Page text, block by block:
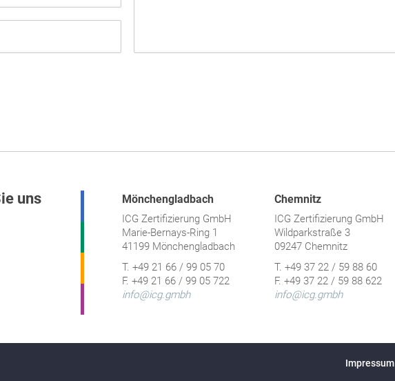
uns Mönchengladbach
ICG Zertifizierung GmbH
Marie-Bernays-Ring 1
41199 Mönchengladbach
T. +49 21 66 / 99 05 70
F. +49 21 66 / 99 05 722
info@icg.gmbh
Chemnitz
ICG Zertifizierung GmbH
Wildparkstraße 3
09247 Chemnitz
T. +49 37 22 / 59 88 60
F. +49 37 22 / 59 88 622
info@icg.gmbh
Impressum